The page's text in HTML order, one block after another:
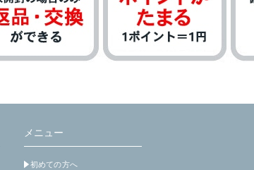
メニュー
初めての方へ